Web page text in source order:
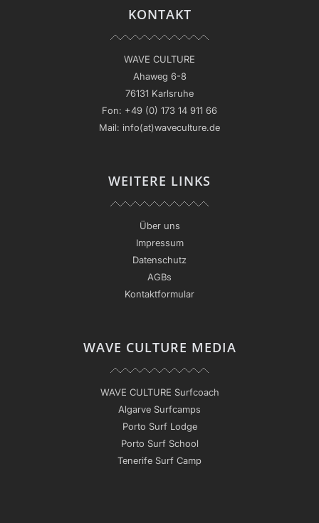
KONTAKT
WAVE CULTURE
Ahaweg 6-8
76131 Karlsruhe
Fon: +49 (0) 173 14 911 66
Mail: info(at)waveculture.de
WEITERE LINKS
Über uns
Impressum
Datenschutz
AGBs
Kontaktformular
WAVE CULTURE MEDIA
WAVE CULTURE Surfcoach
Algarve Surfcamps
Porto Surf Lodge
Porto Surf School
Tenerife Surf Camp